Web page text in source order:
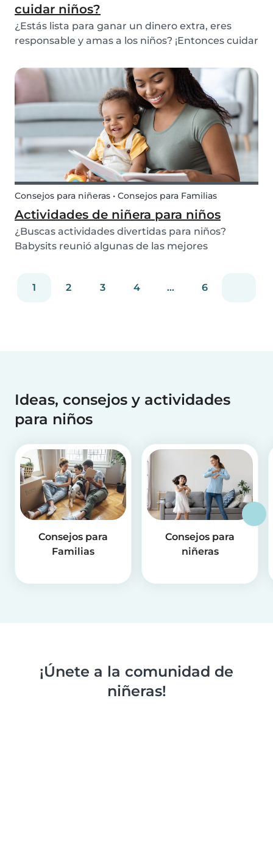
cuidar niños?
¿Estás lista para ganar un dinero extra, eres
responsable y amas a los niños? ¡Entonces cuidar
perfecto para ti! Pero, antes de empezar cómo
niñera, es importante saber qué edad debes
tener y q...
Consejos para niñeras • Consejos para Familias
Actividades de niñera para niños
¿Buscas actividades divertidas para niños?
Babysits reunió algunas de las mejores
1
2 3 4 ... 6
Ideas, consejos y actividades
para niños
Consejos para
Familias
Consejos para
niñeras
¡Únete a la comunidad de
niñeras!